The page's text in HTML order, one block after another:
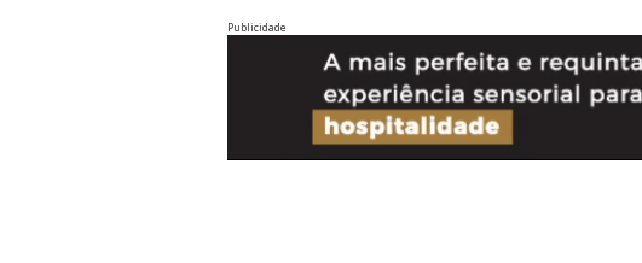
Publicidade